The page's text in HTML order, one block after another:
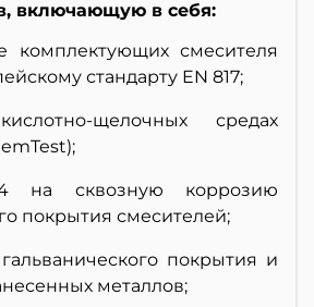
включающую в себя:
комплектующих смесителя
стандарту EN 817;
щелочных средах
на сквозную коррозию
покрытия смесителей;
покрытия и
металлов;